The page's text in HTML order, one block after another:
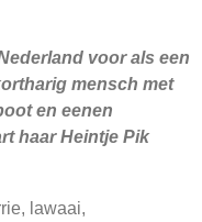
voor als een
mensch met
en eenen
haar Heintje Pik
lawaai,